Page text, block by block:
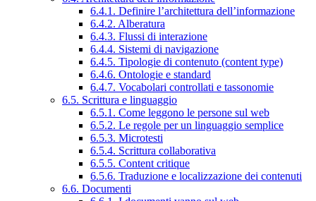
6.4.1. Definire l’architettura dell’informazione
6.4.2. Alberatura
6.4.3. Flussi di interazione
6.4.4. Sistemi di navigazione
6.4.5. Tipologie di contenuto (content type)
6.4.6. Ontologie e standard
6.4.7. Vocabolari controllati e tassonomie
6.5. Scrittura e linguaggio
6.5.1. Come leggono le persone sul web
6.5.2. Le regole per un linguaggio semplice
6.5.3. Microtesti
6.5.4. Scrittura collaborativa
6.5.5. Content critique
6.5.6. Traduzione e localizzazione dei contenuti
6.6. Documenti